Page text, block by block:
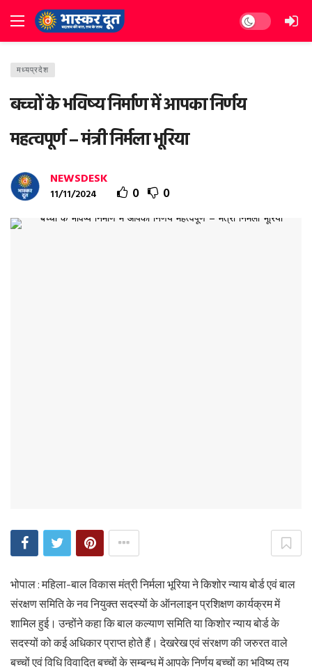
Dark mode
मध्यप्रदेश
बच्चों के भविष्य निर्माण में आपका निर्णय
महत्वपूर्ण – मंत्री निर्मला भूरिया
NEWSDESK
11/11/2024 0 0
भोपाल : महिला-बाल विकास मंत्री निर्मला भूरिया ने किशोर न्याय बोर्ड एवं बाल
संरक्षण समिति के नव नियुक्त सदस्यों के ऑनलाइन प्रशिक्षण कार्यक्रम में
शामिल हुई। उन्होंने कहा कि बाल कल्याण समिति या किशोर न्याय बोर्ड के
सदस्यों को कई अधिकार प्राप्त होते हैं। देखरेख एवं संरक्षण की जरुरत वाले
बच्चों एवं विधि विवादित बच्चों के सम्बन्ध में आपके निर्णय बच्चों का भविष्य तय